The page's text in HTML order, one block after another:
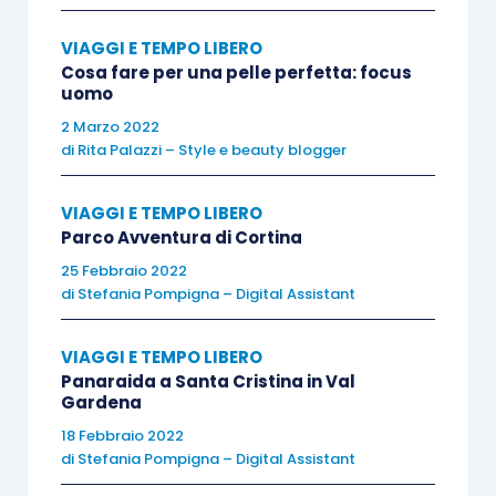
emerge è la vergogna di tipo “falso”: si teme di
fare brutta figura violando anche solo uno dei
criteri del perfetto relatore.
Come sostiene Michael Hall, direttore della
inappuntabili è il sintomo di un irrealistico
atteggiamento perfezionista
vergogna sia comunque un bene
non è nemmeno in grado di creare una
connessione con gli altri o di provare empatia. Ed
è improbabile che con un simile atteggiamento si
VIAGGI E TEMPO LIBERO
Cosa fare per una pelle perfetta: focus
uomo
2 Marzo 2022
di Rita Palazzi – Style e beauty blogger
VIAGGI E TEMPO LIBERO
Parco Avventura di Cortina
25 Febbraio 2022
di Stefania Pompigna – Digital Assistant
VIAGGI E TEMPO LIBERO
Panaraida a Santa Cristina in Val
Gardena
18 Febbraio 2022
di Stefania Pompigna – Digital Assistant